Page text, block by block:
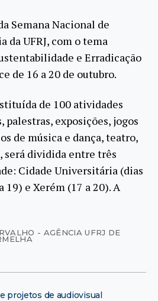
Semana Nacional de
da UFRJ, com o tema
e Erradicação
de 16 a 20 de outubro.
de 100 atividades
exposições, jogos
de música e dança, teatro,
será dividida entre três
Cidade Universitária (dias
19) e Xerém (17 a 20). A
- AGÊNCIA UFRJ DE
projetos de audiovisual